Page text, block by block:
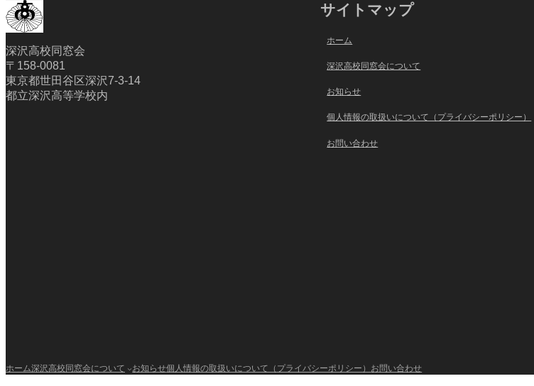
深沢高校同窓会
〒158-0081
東京都世田谷区深沢7-3-14
都立深沢高等学校内
サイトマップ
ホーム
深沢高校同窓会について
お知らせ
個人情報の取扱いについて（プライバシーポリシー）
お問い合わせ
ホーム深沢高校同窓会について お知らせ個人情報の取扱いについて（プライバシーポリシー） お問い合わせ